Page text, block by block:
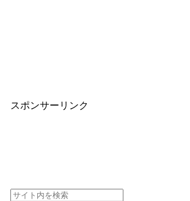
スポンサーリンク